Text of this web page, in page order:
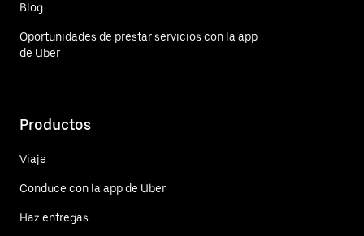
Blog
Oportunidades de prestar servicios con la app
de Uber
Productos
Viaje
Conduce con la app de Uber
Haz entregas